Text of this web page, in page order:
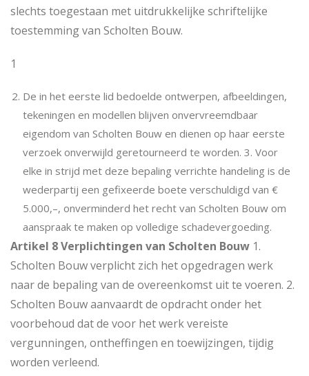
slechts toegestaan met uitdrukkelijke schriftelijke
toestemming van Scholten Bouw.
1
De in het eerste lid bedoelde ontwerpen, afbeeldingen,
tekeningen en modellen blijven onvervreemdbaar
eigendom van Scholten Bouw en dienen op haar eerste
verzoek onverwijld geretourneerd te worden. 3. Voor
elke in strijd met deze bepaling verrichte handeling is de
wederpartij een gefixeerde boete verschuldigd van €
5.000,–, onverminderd het recht van Scholten Bouw om
aanspraak te maken op volledige schadevergoeding.
Artikel 8 Verplichtingen van Scholten Bouw 1.
Scholten Bouw verplicht zich het opgedragen werk
naar de bepaling van de overeenkomst uit te voeren. 2.
Scholten Bouw aanvaardt de opdracht onder het
voorbehoud dat de voor het werk vereiste
vergunningen, ontheffingen en toewijzingen, tijdig
worden verleend.